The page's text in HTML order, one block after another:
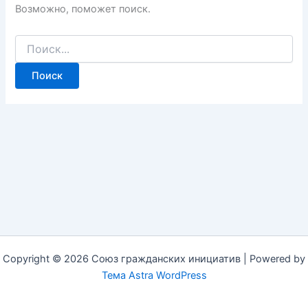
Возможно, поможет поиск.
Copyright © 2026 Союз гражданских инициатив | Powered by
Тема Astra WordPress